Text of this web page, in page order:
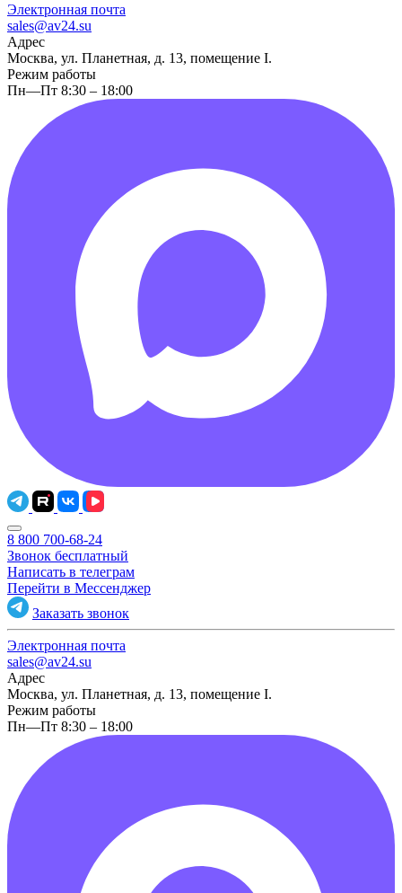
Электронная почта
sales@av24.su
Адрес
Москва, ул. Планетная, д. 13, помещение I.
Режим работы
Пн—Пт 8:30 – 18:00
8 800 700-68-24
Звонок бесплатный
Написать в телеграм
Перейти в Мессенджер
Заказать звонок
Электронная почта
sales@av24.su
Адрес
Москва, ул. Планетная, д. 13, помещение I.
Режим работы
Пн—Пт 8:30 – 18:00